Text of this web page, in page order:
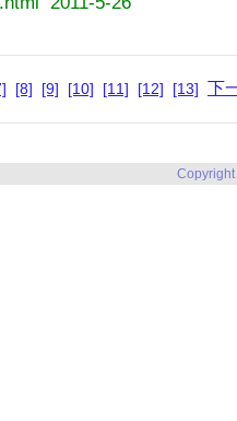
[8] [9] [10] [11] [12] [13] 下